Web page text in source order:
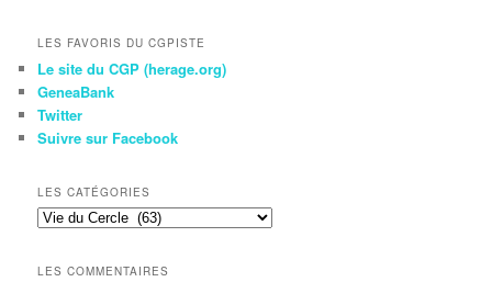
LES FAVORIS DU CGPISTE
Le site du CGP (herage.org)
GeneaBank
Twitter
Suivre sur Facebook
LES CATÉGORIES
Les
LES COMMENTAIRES